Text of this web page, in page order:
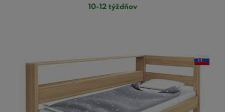
10-12 týždňov